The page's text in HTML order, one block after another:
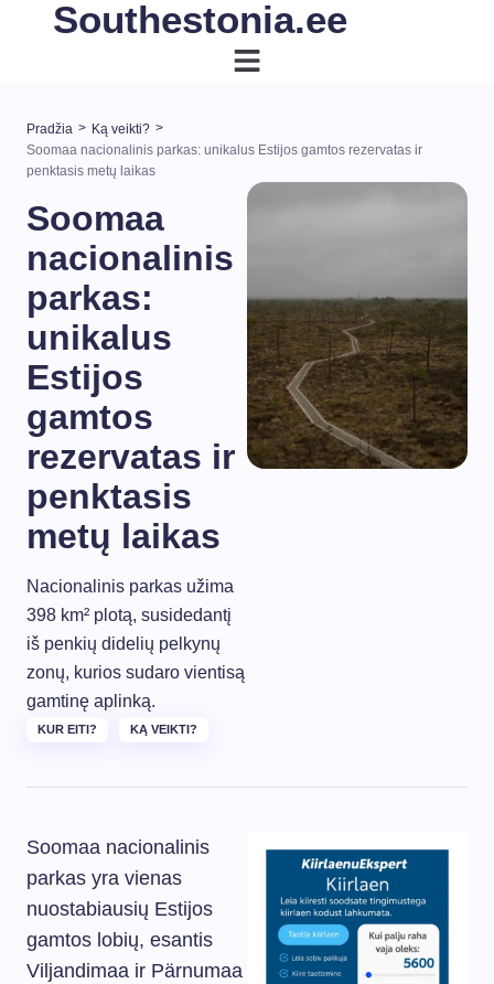
Southestonia.ee
Pradžia > Ką veikti? >
Soomaa nacionalinis parkas: unikalus Estijos gamtos rezervatas ir
penktasis metų laikas
Soomaa
nacionalinis
parkas:
unikalus
Estijos
gamtos
rezervatas ir
penktasis
metų laikas
Nacionalinis parkas užima
398 km² plotą, susidedantį
iš penkių didelių pelkynų
zonų, kurios sudaro vientisą
gamtinę aplinką.
KUR EITI? KĄ VEIKTI?
Soomaa nacionalinis
parkas yra vienas
nuostabiausių Estijos
gamtos lobių, esantis
Viljandimaa ir Pärnumaa